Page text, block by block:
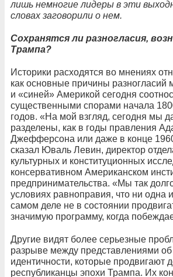
лишь немногие лидеры в эти
словах заговорили о нем.
Сохранятся ли разногласия,
Трампа?
Историки расходятся во мнениях
как основные причины разногласий
и «синей» Америкой сегодня
существенными спорами начала
годов. «На мой взгляд, сегодня мы
разделены, как в годы правления
Джефферсона или даже в конце
сказал Юваль Левин, директор
культурных и конституционных
консервативном Американском
предпринимательства. «Мы так
условиях равноправия, что ни одна
самом деле не в состоянии
значимую программу, когда
Другие видят более серьезные
разрыве между представлениями об
идентичности, которые продвигают
республиканцы эпохи Трампа. Их